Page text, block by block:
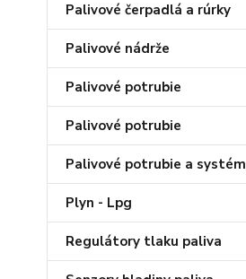
Palivové čerpadlá a rúrky
Palivové nádrže
Palivové potrubie
Palivové potrubie
Palivové potrubie a systém
Plyn - Lpg
Regulátory tlaku paliva